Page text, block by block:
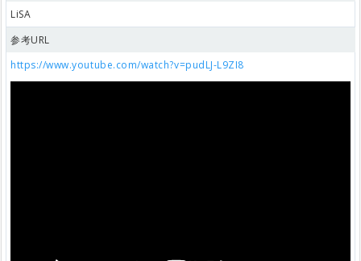
LiSA
参考URL
https://www.youtube.com/watch?v=pudLJ-L9ZI8